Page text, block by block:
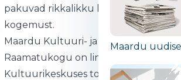
pakuvad rikkalikku kultuurilist ja
kogemust.
Maardu Kultuuri- ja Infokeskus ning
Raamatukogu on linna kultuurielu
Kultuurikeskuses toimuvad
Maardu